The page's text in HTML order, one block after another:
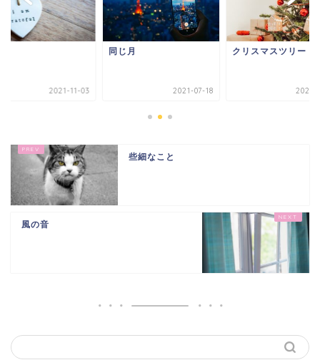
2021-11-03
同じ月
2021-07-18
クリスマスツリー
2021-
些細なこと
風の音